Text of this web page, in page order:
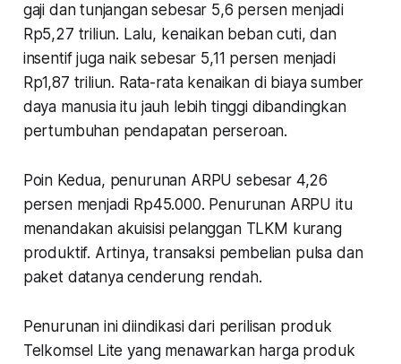
gaji dan tunjangan sebesar 5,6 persen menjadi
Rp5,27 triliun. Lalu, kenaikan beban cuti, dan
insentif juga naik sebesar 5,11 persen menjadi
Rp1,87 triliun. Rata-rata kenaikan di biaya sumber
daya manusia itu jauh lebih tinggi dibandingkan
pertumbuhan pendapatan perseroan.
Poin Kedua, penurunan ARPU sebesar 4,26
persen menjadi Rp45.000. Penurunan ARPU itu
menandakan akuisisi pelanggan TLKM kurang
produktif. Artinya, transaksi pembelian pulsa dan
paket datanya cenderung rendah.
Penurunan ini diindikasi dari perilisan produk
Telkomsel Lite yang menawarkan harga produk